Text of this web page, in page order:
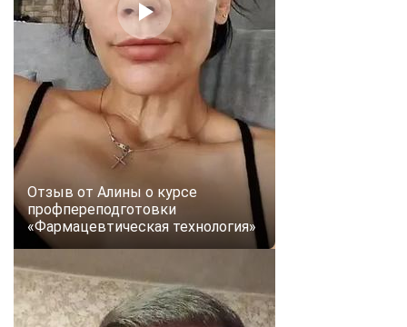
Отзыв от Алины о курсе
профпереподготовки
«Фармацевтическая технология»